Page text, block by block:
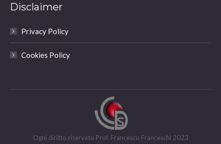
Disclaimer
Privacy Policy
Cookies Policy
Ogni diritto riservato Prof. Francesco Franceschi 2023